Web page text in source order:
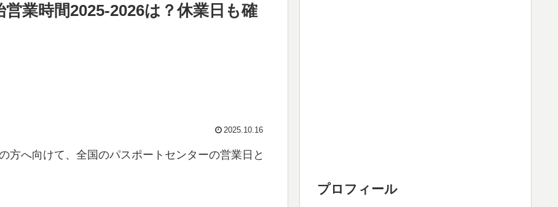
業時間2025-2026は？休業日も確
2025.10.16
方へ向けて、全国のパスポートセンターの営業日と
プロフィール